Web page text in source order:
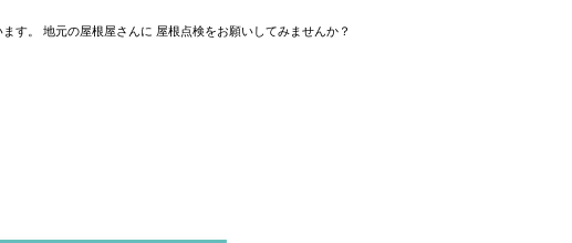
す。 地元の屋根屋さんに 屋根点検をお願いしてみませんか？